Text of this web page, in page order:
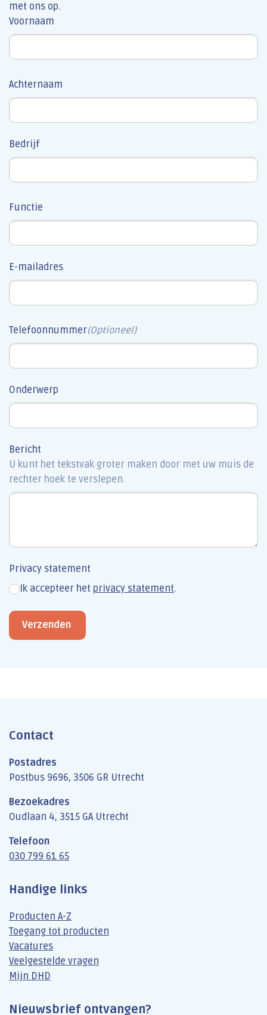
met ons op.
Leave
this
Voornaam
Achternaam
Bedrijf
Functie
E-mailadres
Telefoonnummer(Optioneel)
Onderwerp
Bericht
U kunt het tekstvak groter maken door met uw muis de
rechter hoek te verslepen.
Privacy statement
Ik accepteer het privacy statement.
Verzenden
Contact
Postadres
Postbus 9696, 3506 GR Utrecht
Bezoekadres
Oudlaan 4, 3515 GA Utrecht
Telefoon
030 799 61 65
Handige links
Producten A-Z
Toegang tot producten
Vacatures
Veelgestelde vragen
Mijn DHD
Nieuwsbrief ontvangen?